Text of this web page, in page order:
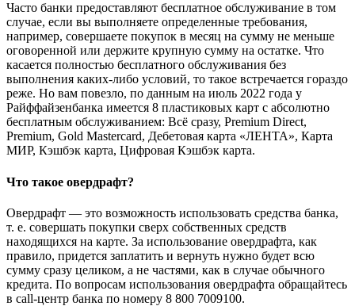
Часто банки предоставляют бесплатное обслуживание в том
случае, если вы выполняете определенные требования,
например, совершаете покупок в месяц на сумму не меньше
оговоренной или держите крупную сумму на остатке. Что
касается полностью бесплатного обслуживания без
выполнения каких-либо условий, то такое встречается гораздо
реже. Но вам повезло, по данным на июль 2022 года у
Райффайзенбанка имеется 8 пластиковых карт с абсолютно
бесплатным обслуживанием: Всё сразу, Premium Direct,
Premium, Gold Mastercard, Дебетовая карта «ЛЕНТА», Карта
МИР, Кэшбэк карта, Цифровая Кэшбэк карта.
Что такое овердрафт?
Овердрафт — это возможность использовать средства банка,
т. е. совершать покупки сверх собственных средств
находящихся на карте. За использование овердрафта, как
правило, придется заплатить и вернуть нужно будет всю
сумму сразу целиком, а не частями, как в случае обычного
кредита. По вопросам использования овердрафта обращайтесь
в call-центр банка по номеру 8 800 7009100.